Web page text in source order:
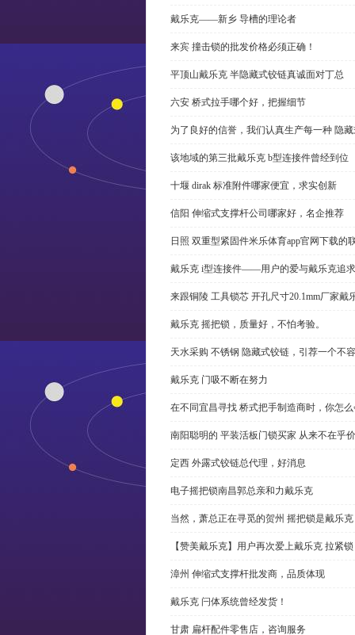
戴乐克——新乡 导槽的理论者
来宾 撞击锁的批发价格必须正确！
平顶山戴乐克 半隐藏式铰链真诚面对丁总
六安 桥式拉手哪个好，把握细节
为了良好的信誉，我们认真生产每一种 隐
该地域的第三批戴乐克 b型连接件曾经到位
十堰 dirak 标准附件哪家便宜，求实创新
信阳 伸缩式支撑杆公司哪家好，名企推荐
日照 双重型紧固件米乐体育app官网下载的
戴乐克 i型连接件——用户的爱与戴乐克追求
来跟铜陵 工具锁芯 开孔尺寸20.1mm厂家
戴乐克 摇把锁，质量好，不怕考验。
天水采购 不锈钢 隐藏式铰链，引荐一个不
戴乐克 门吸不断在努力
在不同宜昌寻找 桥式把手制造商时，你怎
南阳聪明的 平装活板门锁买家 从来不在乎
定西 外露式铰链总代理，好消息
电子摇把锁南昌郭总亲和力戴乐克
当然，萧总正在寻觅的贺州 摇把锁是戴乐克
【赞美戴乐克】用户再次爱上戴乐克 拉紧锁
漳州 伸缩式支撑杆批发商，品质体现
戴乐克 闩体系统曾经发货！
甘肃 扁杆配件零售店，咨询服务